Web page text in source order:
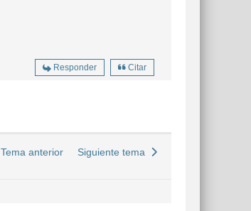
Responder Citar
Tema anterior Siguiente tema